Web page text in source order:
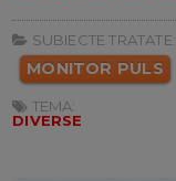
SUBIECTE TRATATE:
MONITOR PULS
TEMA:
DIVERSE